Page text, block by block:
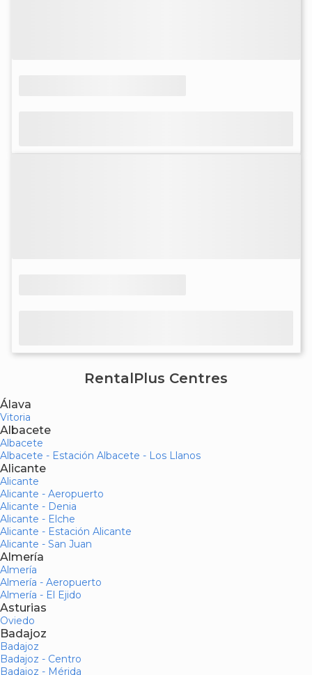
RentalPlus Centres
Álava
Vitoria
Albacete
Albacete
Albacete - Estación Albacete - Los Llanos
Alicante
Alicante
Alicante - Aeropuerto
Alicante - Denia
Alicante - Elche
Alicante - Estación Alicante
Alicante - San Juan
Almería
Almería
Almería - Aeropuerto
Almería - El Ejido
Asturias
Oviedo
Badajoz
Badajoz
Badajoz - Centro
Badajoz - Mérida